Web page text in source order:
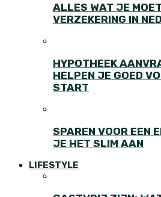
ALLES WAT JE
VERZEKERING IN
HYPOTHEEK
HELPEN JE GOED
START
SPAREN VOOR EEN
JE HET SLIM AAN
LIFESTYLE